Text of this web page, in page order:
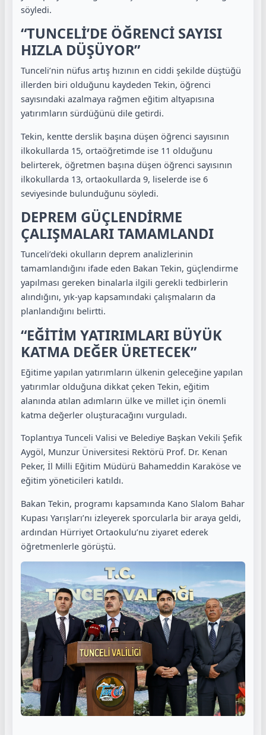
söyledi.
“TUNCELİ’DE ÖĞRENCİ SAYISI
HIZLA DÜŞÜYOR”
Tunceli’nin nüfus artış hızının en ciddi şekilde düştüğü
illerden biri olduğunu kaydeden Tekin, öğrenci
sayısındaki azalmaya rağmen eğitim altyapısına
yatırımların sürdüğünü dile getirdi.
Tekin, kentte derslik başına düşen öğrenci sayısının
ilkokullarda 15, ortaöğretimde ise 11 olduğunu
belirterek, öğretmen başına düşen öğrenci sayısının
ilkokullarda 13, ortaokullarda 9, liselerde ise 6
seviyesinde bulunduğunu söyledi.
DEPREM GÜÇLENDİRME
ÇALIŞMALARI TAMAMLANDI
Tunceli’deki okulların deprem analizlerinin
tamamlandığını ifade eden Bakan Tekin, güçlendirme
yapılması gereken binalarla ilgili gerekli tedbirlerin
alındığını, yık-yap kapsamındaki çalışmaların da
planlandığını belirtti.
“EĞİTİM YATIRIMLARI BÜYÜK
KATMA DEĞER ÜRETECEK”
Eğitime yapılan yatırımların ülkenin geleceğine yapılan
yatırımlar olduğuna dikkat çeken Tekin, eğitim
alanında atılan adımların ülke ve millet için önemli
katma değerler oluşturacağını vurguladı.
Toplantıya Tunceli Valisi ve Belediye Başkan Vekili Şefik
Aygöl, Munzur Üniversitesi Rektörü Prof. Dr. Kenan
Peker, İl Milli Eğitim Müdürü Bahameddin Karaköse ve
eğitim yöneticileri katıldı.
Bakan Tekin, programı kapsamında Kano Slalom Bahar
Kupası Yarışları’nı izleyerek sporcularla bir araya geldi,
ardından Hürriyet Ortaokulu’nu ziyaret ederek
öğretmenlerle görüştü.